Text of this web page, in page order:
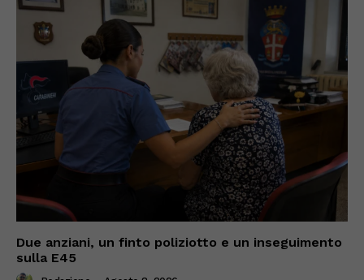
Due anziani, un finto poliziotto e un inseguimento
sulla E45